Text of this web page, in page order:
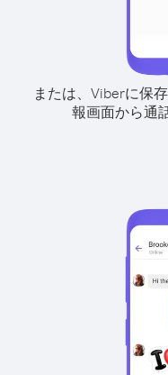
または、Viberに保
報画面から通